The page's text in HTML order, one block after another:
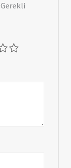
Gerekli